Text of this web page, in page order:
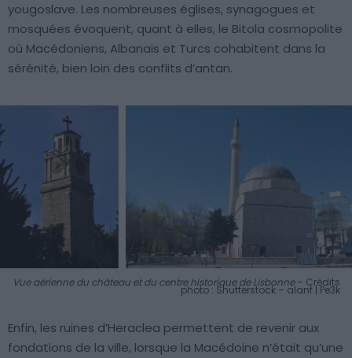
yougoslave. Les nombreuses églises, synagogues et
mosquées évoquent, quant à elles, le Bitola cosmopolite
où Macédoniens, Albanais et Turcs cohabitent dans la
sérénité, bien loin des conflits d’antan.
Vue aérienne du château et du centre historique de Lisbonne– Crédits
photo : Shutterstock – alanf | Pe3k
Enfin, les ruines d’Heraclea permettent de revenir aux
fondations de la ville, lorsque la Macédoine n’était qu’une